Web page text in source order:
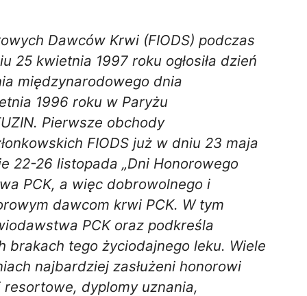
Dawców Krwi (FIODS) podczas
kwietnia 1997 roku ogłosiła dzień
międzynarodowego dnia
1996 roku w Paryżu
Pierwsze obchody
FIODS już w dniu 23 maja
22-26 listopada „Dni Honorowego
PCK, a więc dobrowolnego i
dawcom krwi PCK. W tym
PCK oraz podkreśla
tego życiodajnego leku. Wiele
najbardziej zasłużeni honorowi
dyplomy uznania,